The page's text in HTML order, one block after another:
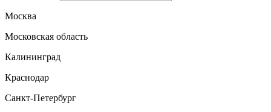
Москва
Московская область
Калининград
Краснодар
Санкт-Петербург